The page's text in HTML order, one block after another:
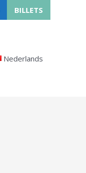
BILLETS
Nederlands